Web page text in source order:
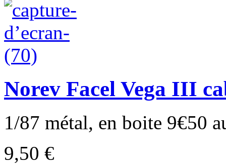
Norev Facel Vega III
1/87 métal, en boite 9€50
9,50 €